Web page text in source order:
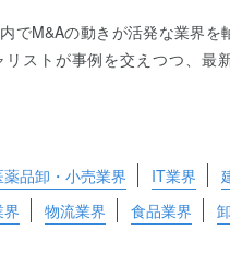
でM&Aの動きが活発な業界を
ストが事例を交えつつ、最
薬品卸・小売業界 IT業界
物流業界 食品業界